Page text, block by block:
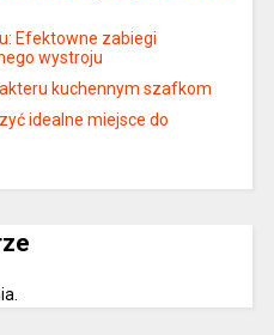
Efektowne zabiegi
wystroju
kuchennym szafkom
idealne miejsce do